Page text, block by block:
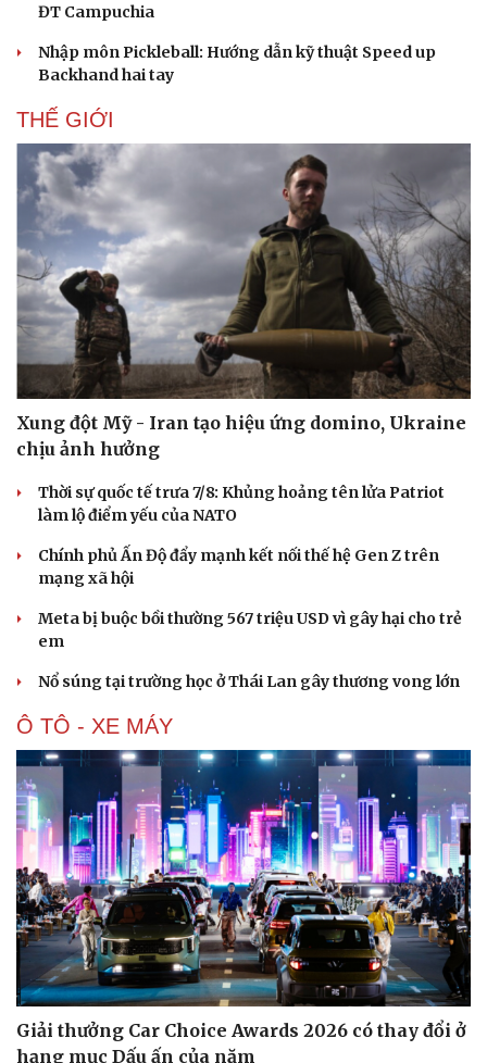
Cải chính
ĐT Campuchia
Nhập môn Pickleball: Hướng dẫn kỹ thuật Speed up
Backhand hai tay
THẾ GIỚI
Xung đột Mỹ - Iran tạo hiệu ứng domino, Ukraine
chịu ảnh hưởng
Thời sự quốc tế trưa 7/8: Khủng hoảng tên lửa Patriot
làm lộ điểm yếu của NATO
Chính phủ Ấn Độ đẩy mạnh kết nối thế hệ Gen Z trên
mạng xã hội
Meta bị buộc bồi thường 567 triệu USD vì gây hại cho trẻ
em
Nổ súng tại trường học ở Thái Lan gây thương vong lớn
Ô TÔ - XE MÁY
Giải thưởng Car Choice Awards 2026 có thay đổi ở
hạng mục Dấu ấn của năm